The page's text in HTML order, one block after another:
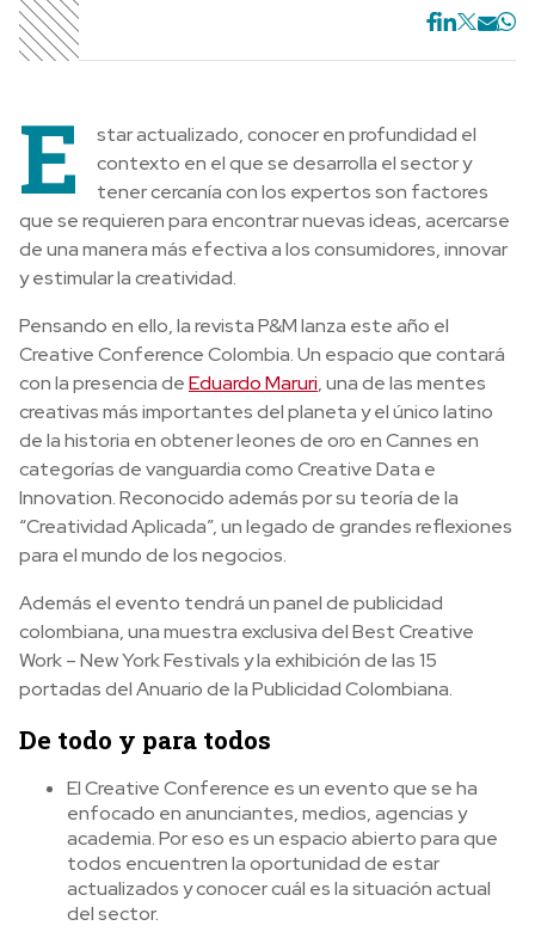
E
star actualizado, conocer en profundidad el
contexto en el que se desarrolla el sector y
tener cercanía con los expertos son factores
que se requieren para encontrar nuevas ideas, acercarse
de una manera más efectiva a los consumidores, innovar
y estimular la creatividad.
Pensando en ello, la revista P&M lanza este año el
Creative Conference Colombia. Un espacio que contará
con la presencia deEduardo Maruri, una de las mentes
creativas más importantes del planeta y el único latino
de la historia en obtener leones de oro en Cannes en
categorías de vanguardia como Creative Data e
Innovation. Reconocido además por su teoría de la
“Creatividad Aplicada”, un legado de grandes reflexiones
para el mundo de los negocios.
Además el evento tendrá un panel de publicidad
colombiana, una muestra exclusiva del Best Creative
Work – New York Festivals y la exhibición de las 15
portadas del Anuario de la Publicidad Colombiana.
De todo y para todos
El Creative Conference es un evento que se ha
enfocado en anunciantes, medios, agencias y
academia. Por eso es un espacio abierto para que
todos encuentren la oportunidad de estar
actualizados y conocer cuál es la situación actual
del sector.